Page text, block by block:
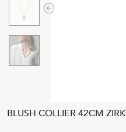
Previous
BLUSH COLLIER 42CM